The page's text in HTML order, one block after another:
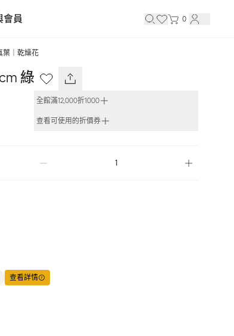
會員 0
葉｜乾燥花
綠
全館滿12,000折1000
查看可使用的折價券
查看詳情